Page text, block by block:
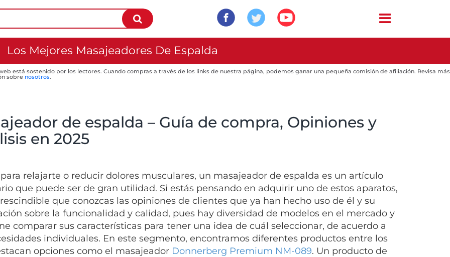
Los Mejores Masajeadores De Espalda
está sostenido por los lectores. Cuando compras a través de los links de nuestra página, podemos ganar una pequeña comisión de afiliación. Revisa más
sobre nosotros.
de espalda – Guía de compra, Opiniones y
en 2025
para relajarte o reducir dolores musculares, un masajeador de espalda es un artículo
que puede ser de gran utilidad. Si estás pensando en adquirir uno de estos aparatos,
que conozcas las opiniones de clientes que ya han hecho uso de él y su
sobre la funcionalidad y calidad, pues hay diversidad de modelos en el mercado y
comparar sus características para tener una idea de cuál seleccionar, de acuerdo a
individuales. En este segmento, encontramos diferentes productos entre los
opciones como el masajeador Donnerberg Premium NM-089. Un producto de